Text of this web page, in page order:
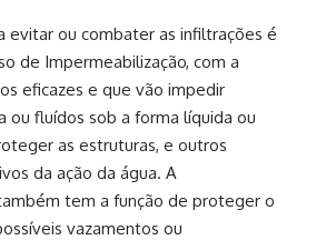
evitar ou combater as infiltrações é
de Impermeabilização, com a
eficazes e que vão impedir
ou fluídos sob a forma líquida ou
as estruturas, e outros
da ação da água. A
tem a função de proteger o
vazamentos ou